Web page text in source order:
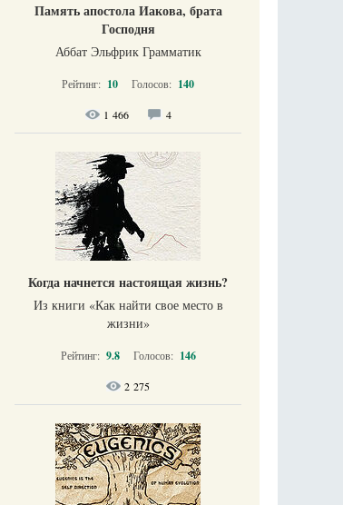
Память апостола Иакова, брата
Господня
Аббат Эльфрик Грамматик
Рейтинг: 10 Голосов: 140
1 466 4
Когда начнется настоящая жизнь?
Из книги «Как найти свое место в
жизни​»
Рейтинг: 9.8 Голосов: 146
2 275